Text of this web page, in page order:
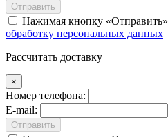
Отправить
Нажимая кнопку Отправить
обработку персональных данных
Рассчитать доставку
×
Номер телефона:
E-mail:
Отправить